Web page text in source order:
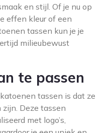
en stijl. Of je nu op
effen kleur of een
tassen kun je je
milieubewust
te passen
tassen is dat ze
Deze tassen
met logo’s,